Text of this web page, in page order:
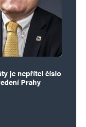
je nepřítel číslo
Prahy